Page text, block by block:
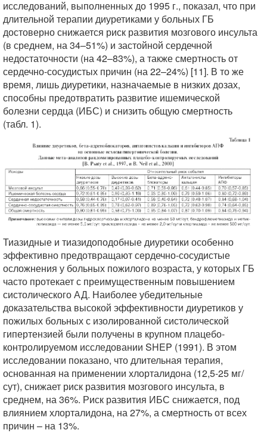
исследований, выполненных до 1995 г., показал, что при
длительной терапии диуретиками у больных ГБ
достоверно снижается риск развития мозгового инсульта
(в среднем, на 34–51%) и застойной сердечной
недостаточности (на 42–83%), а также смертность от
сердечно-сосудистых причин (на 22–24%) [11]. В то же
время, лишь диуретики, назначаемые в низких дозах,
способны предотвратить развитие ишемической
болезни сердца (ИБС) и снизить общую смертность
(табл. 1).
Тиазидные и тиазидоподобные диуретики особенно
эффективно предотвращают сердечно-сосудистые
осложнения у больных пожилого возраста, у которых ГБ
часто протекает с преимущественным повышением
систолического АД. Наиболее убедительные
доказательства высокой эффективности диуретиков у
пожилых больных с изолированной систолической
гипертензией были получены в крупном плацебо-
контролируемом исследовании SHEP (1991). В этом
исследовании показано, что длительная терапия,
основанная на применении хлорталидона (12,5-25 мг/
сут), снижает риск развития мозгового инсульта, в
среднем, на 36%. Риск развития ИБС снижается, под
влиянием хлорталидона, на 27%, а смертность от всех
причин – на 13%.